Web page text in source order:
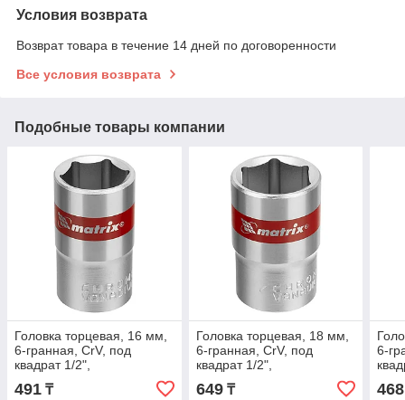
Условия возврата
Возврат товара в течение 14 дней по договоренности
Все условия возврата
Подобные товары компании
Головка торцевая, 16 мм,
6-гранная, CrV, под
квадрат 1/2",
хромированная// Matrix
491 ₸
Головка торцевая, 18 мм,
6-гранная, CrV, под
квадрат 1/2",
хромированная// Matrix
649₸
6-
468